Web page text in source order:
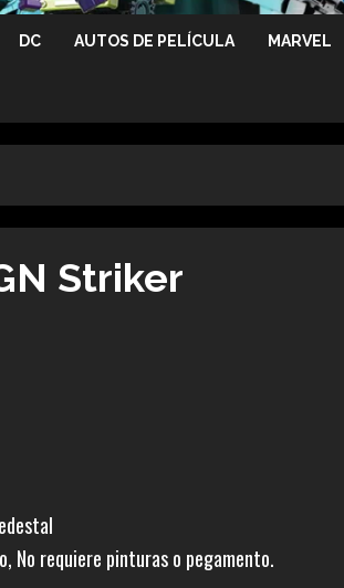
DC AUTOS DE PELÍCULA MARVEL
Striker
No requiere pinturas o pegamento.